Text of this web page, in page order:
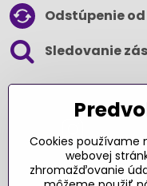
Odstúpenie
Sledovanie
Ďakujeme za
Cookies používame
webovej
zhromažďovanie